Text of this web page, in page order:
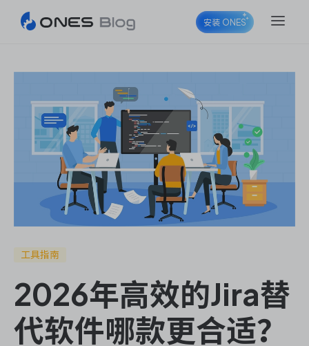
ONES Project
ONES Wiki
ONES Desk
ONES Assistant
安装 ONES
工具指南
2026年高效的Jira替
代软件哪款更合适？